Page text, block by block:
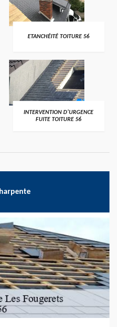
>
ETANCHÉITÉ TOITURE 56
>
INTERVENTION D'URGENCE
FUITE TOITURE 56